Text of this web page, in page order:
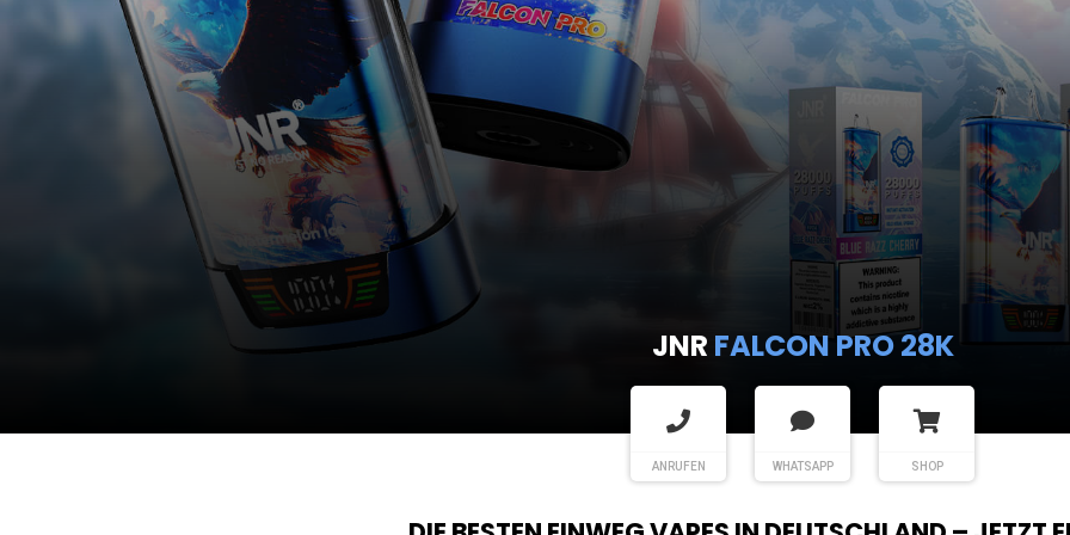
JNR FALCON PRO 28K
ANRUFEN WHATSAPP SHOP